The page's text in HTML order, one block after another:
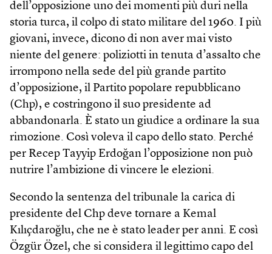
dell’opposizione uno dei momenti più duri nella
storia turca, il colpo di stato militare del 1960. I più
giovani, invece, dicono di non aver mai visto
niente del genere: poliziotti in tenuta d’assalto che
irrompono nella sede del più grande partito
d’opposizione, il Partito popolare repubblicano
(Chp), e costringono il suo presidente ad
abbandonarla. È stato un giudice a ordinare la sua
rimozione. Così voleva il capo dello stato. Perché
per Recep Tayyip Erdoğan l’opposizione non può
nutrire l’ambizione di vincere le elezioni.
Secondo la sentenza del tribunale la carica di
presidente del Chp deve tornare a Kemal
Kılıçdaroğlu, che ne è stato leader per anni. E così
Özgür Özel, che si considera il legittimo capo del